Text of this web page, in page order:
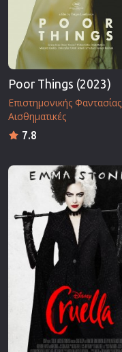
Poor Things (2023)
Επιστημονικής Φαντασίας
Αισθηματικές
7.8